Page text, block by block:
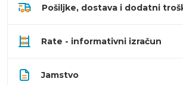
Pošiljke, dostava i dodatni
Rate - informativni izračun
Jamstvo